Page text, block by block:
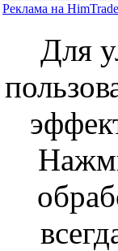
Реклама на
Для